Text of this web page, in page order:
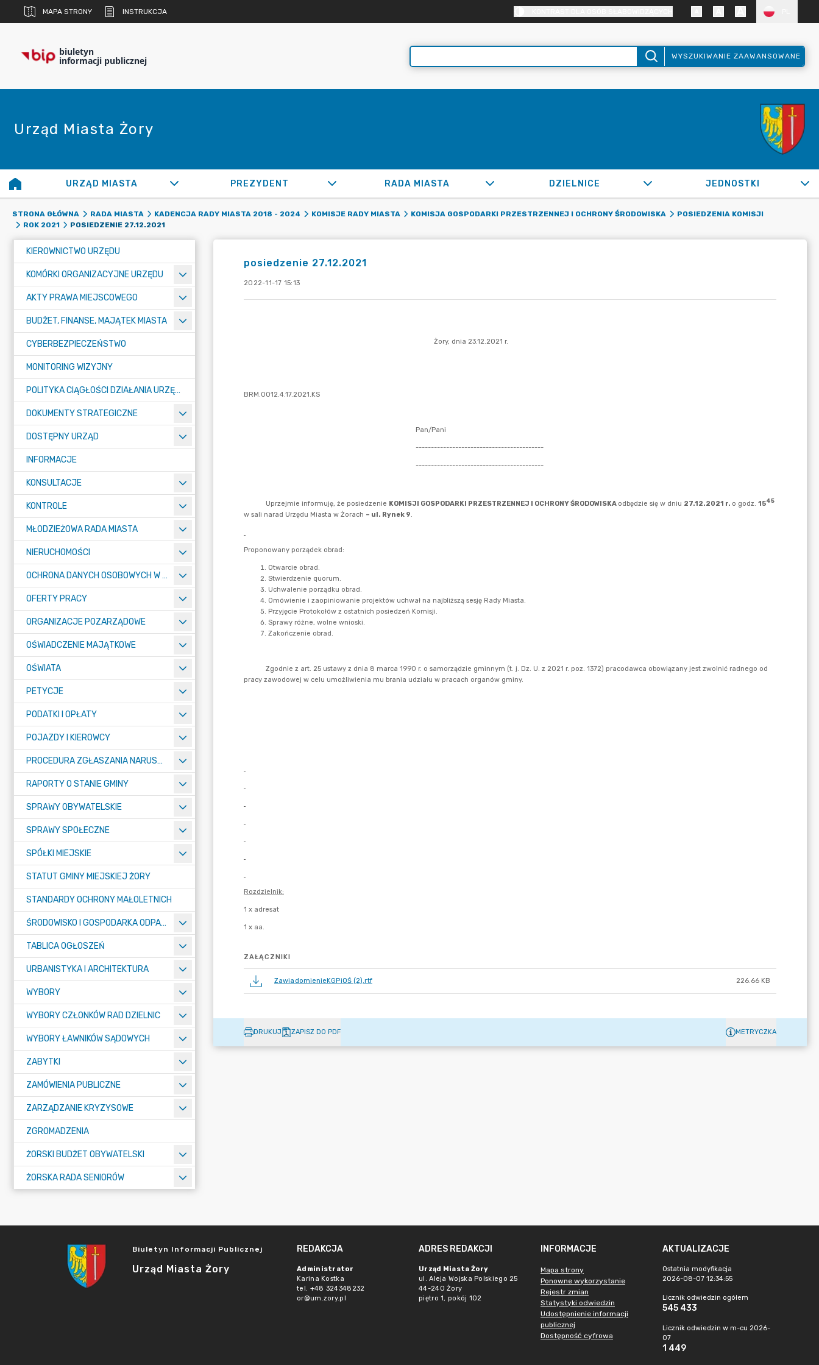
MAPA STRONY INSTRUKCJA
biuletyn
informacji publicznej WYSZUKIWANIE ZAAWANSOWANE
Urząd Miasta Żory
URZĄD MIASTA PREZYDENT RADA MIASTA DZIELNICE JEDNOSTKI
STRONA GŁÓWNA RADA MIASTA KADENCJA RADY MIASTA 2018 - 2024 KOMISJE RADY MIASTA KOMISJA GOSPODARKI PRZESTRZENNEJ I OCHRONY ŚRODOWISKA
POSIEDZENIA KOMISJI
ROK 2021
POSIEDZENIE 27.12.2021
KIEROWNICTWO URZĘDU
KOMÓRKI ORGANIZACYJNE URZĘDU
AKTY PRAWA MIEJSCOWEGO
BUDŻET, FINANSE, MAJĄTEK MIASTA
CYBERBEZPIECZEŃSTWO
MONITORING WIZYJNY
POLITYKA CIĄGŁOŚCI DZIAŁANIA URZĘDU MIASTA ŻORY
DOKUMENTY STRATEGICZNE
DOSTĘPNY URZĄD
INFORMACJE
KONSULTACJE
KONTROLE
MŁODZIEŻOWA RADA MIASTA
NIERUCHOMOŚCI
OCHRONA DANYCH OSOBOWYCH W URZĘDZIE MIASTA ŻORY - RODO
OFERTY PRACY
ORGANIZACJE POZARZĄDOWE
OŚWIADCZENIE MAJĄTKOWE
OŚWIATA
PETYCJE
PODATKI I OPŁATY
POJAZDY I KIEROWCY
PROCEDURA ZGŁASZANIA NARUSZEŃ PRAWA
RAPORTY O STANIE GMINY
SPRAWY OBYWATELSKIE
SPRAWY SPOŁECZNE
SPÓŁKI MIEJSKIE
STATUT GMINY MIEJSKIEJ ŻORY
STANDARDY OCHRONY MAŁOLETNICH
ŚRODOWISKO I GOSPODARKA ODPADAMI
TABLICA OGŁOSZEŃ
URBANISTYKA I ARCHITEKTURA
WYBORY
WYBORY CZŁONKÓW RAD DZIELNIC
WYBORY ŁAWNIKÓW SĄDOWYCH
ZABYTKI
ZAMÓWIENIA PUBLICZNE
ZARZĄDZANIE KRYZYSOWE
ZGROMADZENIA
ŻORSKI BUDŻET OBYWATELSKI
ŻORSKA RADA SENIORÓW
posiedzenie 27.12.2021
2022-11-17 15:13
ZAŁĄCZNIKI
ZawiadomienieKGPiOŚ (2).rtf 226.66 KB
DRUKUJ ZAPISZ DO PDF METRYCZKA
Biuletyn Informacji Publicznej
Urząd Miasta Żory
REDAKCJA
Administrator
Karina Kostka
tel. +48 324348232
or@um.zory.pl
ADRES REDAKCJI
Urząd Miasta Żory
ul. Aleja Wojska Polskiego 25
44-240 Żory
piętro 1, pokój 102
INFORMACJE
Mapa strony
Ponowne wykorzystanie
Rejestr zmian
Statystyki odwiedzin
Udostępnienie informacji
publicznej
Dostępność cyfrowa
AKTUALIZACJE
Ostatnia modyfikacja
2026-08-07 12:34:55
Licznik odwiedzin ogółem
545 433
Licznik odwiedzin w m-cu 2026-
07
1 449